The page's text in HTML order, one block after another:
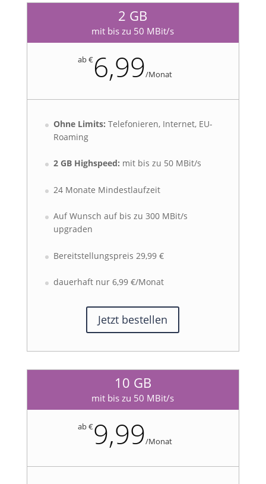
2 GB
mit bis zu 50 MBit/s
ab €6,99/Monat
Ohne Limits: Telefonieren, Internet, EU-
Roaming
2 GB Highspeed: mit bis zu 50 MBit/s
24 Monate Mindestlaufzeit
Auf Wunsch auf bis zu 300 MBit/s
upgraden
Bereitstellungspreis 29,99 €
dauerhaft nur 6,99 €/Monat
Jetzt bestellen
10 GB
mit bis zu 50 MBit/s
ab €9,99/Monat